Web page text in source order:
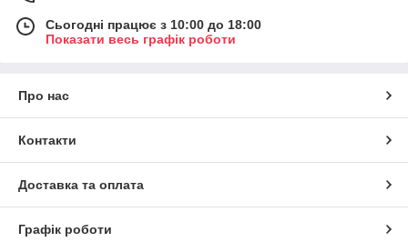
Сьогодні працює з 10:00 до 18:00
Показати весь графік роботи
Про нас
Контакти
Доставка та оплата
Графік роботи